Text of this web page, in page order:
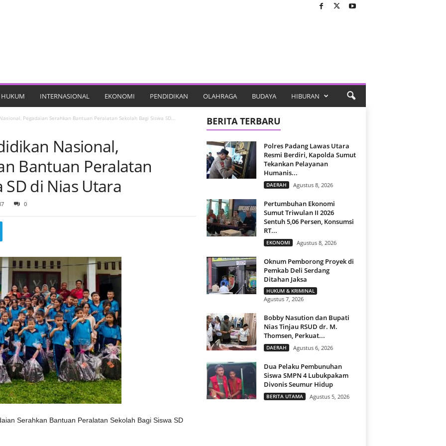
HUKUM INTERNASIONAL EKONOMI PENDIDIKAN OLAHRAGA BUDAYA HIBURAN
Pegadaian Serahkan Bantuan Peralatan Sekolah Bagi Siswa SD...
Nasional,
Bantuan Peralatan
SD di Nias Utara
0
Serahkan Bantuan Peralatan Sekolah Bagi Siswa SD
BERITA TERBARU
Polres Padang Lawas Utara
Resmi Berdiri, Kapolda Sumut
Tekankan Pelayanan
Humanis...
DAERAH Agustus 8, 2026
Pertumbuhan Ekonomi
Sumut Triwulan II 2026
Sentuh 5,06 Persen, Konsumsi
RT...
EKONOMI Agustus 8, 2026
Oknum Pemborong Proyek di
Pemkab Deli Serdang
Ditahan Jaksa
HUKUM & KRIMINAL
Agustus 7, 2026
Bobby Nasution dan Bupati
Nias Tinjau RSUD dr. M.
Thomsen, Perkuat...
DAERAH Agustus 6, 2026
Dua Pelaku Pembunuhan
Siswa SMPN 4 Lubukpakam
Divonis Seumur Hidup
BERITA UTAMA Agustus 5, 2026